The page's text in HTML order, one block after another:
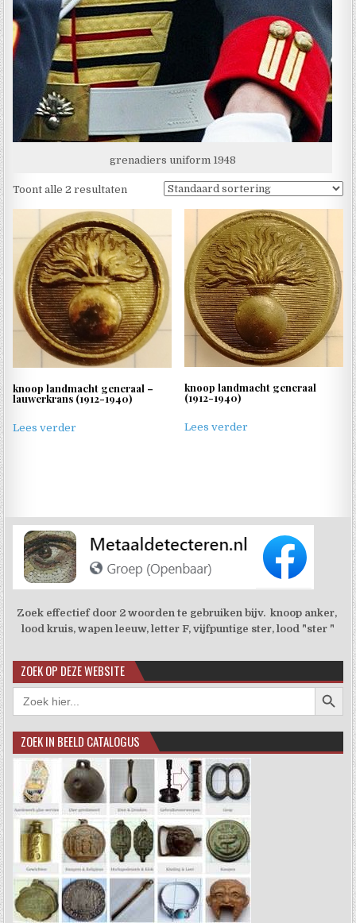
grenadiers uniform 1948
Toont alle 2 resultaten
knoop landmacht generaal –
lauwerkrans (1912-1940)
Lees verder
knoop landmacht generaal
(1912-1940)
Lees verder
Zoek effectief door 2 woorden te gebruiken bijv. knoop anker,
lood kruis, wapen leeuw, letter F, vijfpuntige ster, lood "ster "
ZOEK OP DEZE WEBSITE
Zoek
naar:
ZOEK IN BEELD CATALOGUS